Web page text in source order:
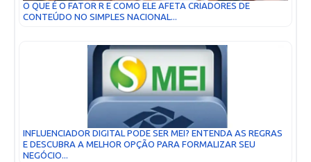
O QUE É O FATOR R E COMO ELE AFETA CRIADORES DE
CONTEÚDO NO SIMPLES NACIONAL...
INFLUENCIADOR DIGITAL PODE SER MEI? ENTENDA AS REGRAS
E DESCUBRA A MELHOR OPÇÃO PARA FORMALIZAR SEU
NEGÓCIO...